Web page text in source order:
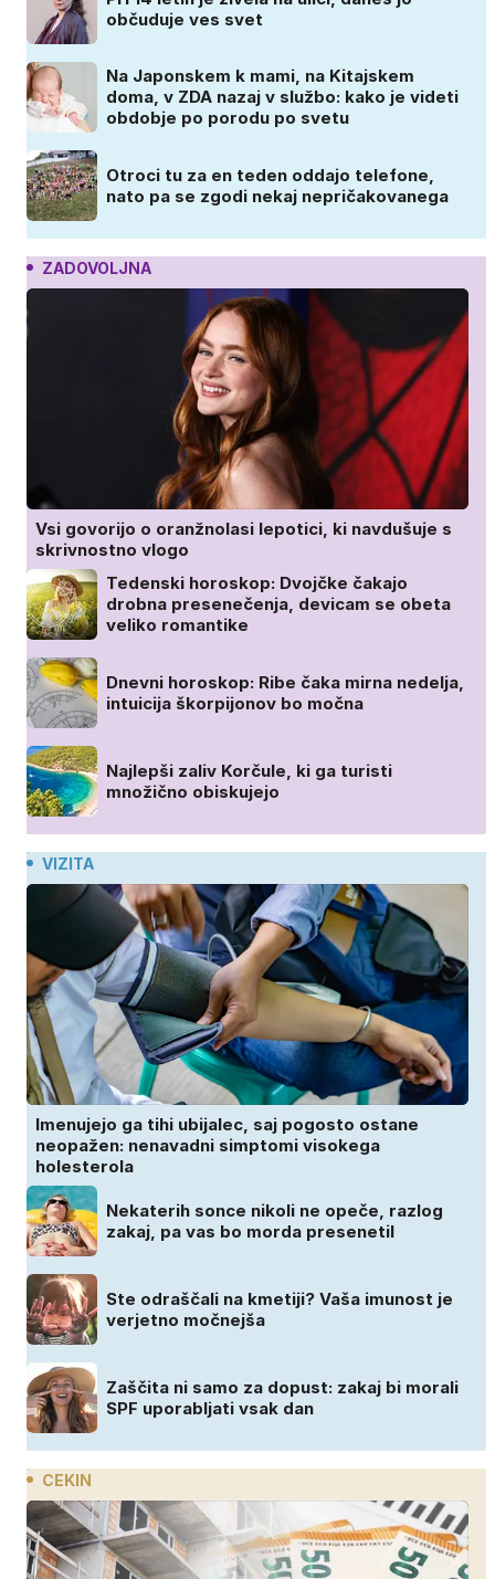
občuduje ves svet
Na Japonskem k mami, na Kitajskem
doma, v ZDA nazaj v službo: kako je videti
obdobje po porodu po svetu
Otroci tu za en teden oddajo telefone,
nato pa se zgodi nekaj nepričakovanega
ZADOVOLJNA
Vsi govorijo o oranžnolasi lepotici, ki navdušuje s
skrivnostno vlogo
Tedenski horoskop: Dvojčke čakajo
drobna presenečenja, devicam se obeta
veliko romantike
Dnevni horoskop: Ribe čaka mirna nedelja,
intuicija škorpijonov bo močna
Najlepši zaliv Korčule, ki ga turisti
množično obiskujejo
VIZITA
Imenujejo ga tihi ubijalec, saj pogosto ostane
neopažen: nenavadni simptomi visokega
holesterola
Nekaterih sonce nikoli ne opeče, razlog
zakaj, pa vas bo morda presenetil
Ste odraščali na kmetiji? Vaša imunost je
verjetno močnejša
Zaščita ni samo za dopust: zakaj bi morali
SPF uporabljati vsak dan
CEKIN